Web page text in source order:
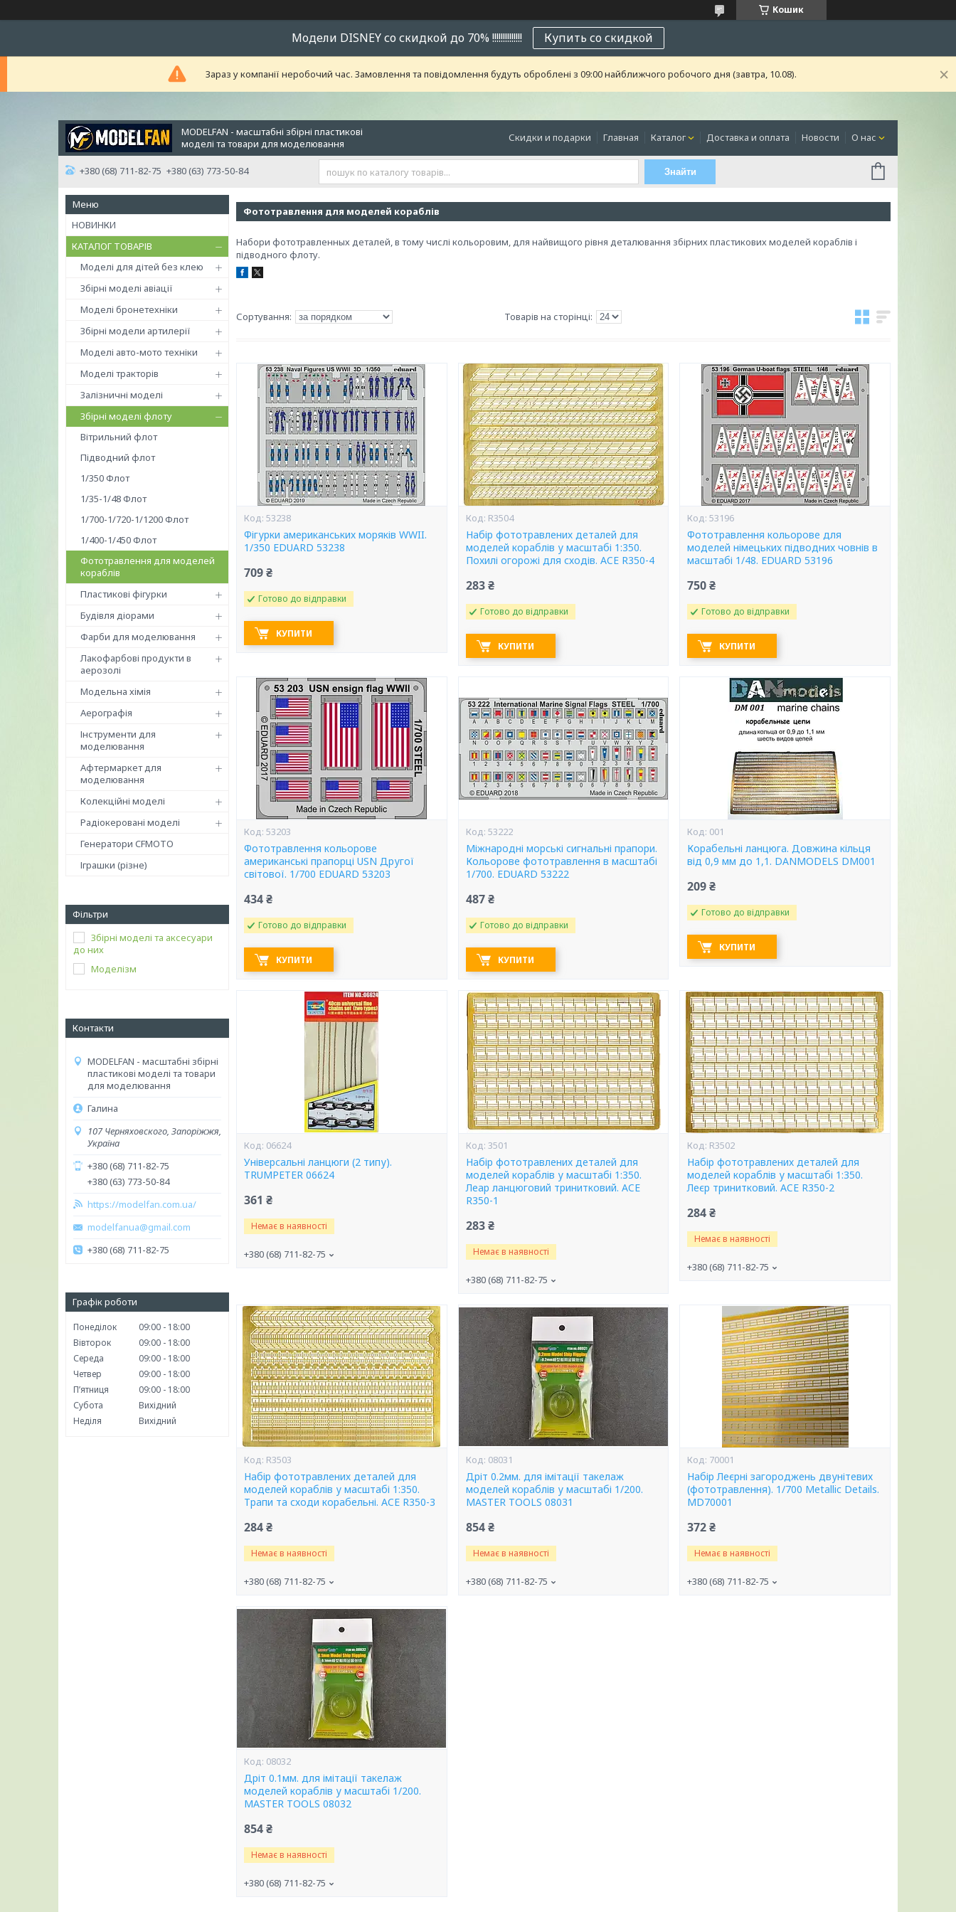
Кошик
Модели DISNEY со скидкой до 70% !!!!!!!!!!!!!! Купить со скидкой
Зараз у компанії неробочий час. Замовлення та повідомлення будуть оброблені з 09:00 найближчого робочого дня (завтра, 10.08).
MODELFAN - масштабні збірні пластикові
моделі та товари для моделювання
Скидки и подарки Главная Каталог Доставка и оплата Новости О нас
+380 (68) 711-82-75 +380 (63) 773-50-84 Знайти
НОВИНКИ
КАТАЛОГ ТОВАРІВ
Моделі для дітей без клею
Збірні моделі авіації
Моделі бронетехніки
Збірні модели артилерії
Моделі авто-мото техніки
Моделі тракторів
Залізничні моделі
Збірні моделі флоту
Вітрильний флот
Підводний флот
1/350 Флот
1/35-1/48 Флот
1/700-1/720-1/1200 Флот
1/400-1/450 Флот
Фототравлення для моделей
кораблів
Пластикові фігурки
Будівля діорами
Фарби для моделювання
Лакофарбові продукти в
аерозолі
Модельна хімія
Аерографія
Інструменти для
моделювання
Афтермаркет для
моделювання
Колекційні моделі
Радіокеровані моделі
Генератори CFMOTO
Іграшки (різне)
Фільтри
Збірні моделі та аксесуари
до них
Моделізм
Контакти
MODELFAN - масштабні збірні
пластикові моделі та товари
для моделювання
Галина
107 Черняховского, Запоріжжя,
Україна
+380 (68) 711-82-75
+380 (63) 773-50-84
https://modelfan.com.ua/
modelfanua@gmail.com
+380 (68) 711-82-75
Графік роботи
Понеділок 09:00
18:00
Вівторок
09:00
18:00
Середа
09:00
18:00
Четвер
09:00
18:00
Пʼятниця
09:00
18:00
Субота
Вихідний
Неділя
Вихідний
Фототравлення для моделей кораблів
Набори фототравленных деталей, в тому числі кольоровим, для найвищого рівня деталювання збірних пластикових моделей кораблів і
підводного флоту.
53238
Фігурки американських моряків WWII.
1/350 EDUARD 53238
709 ₴
Готово до відправки
КУПИТИ
R3504
Набір фототравлених деталей для
моделей кораблів у масштабі 1:350.
Похилі огорожі для сходів. ACE R350-4
283 ₴
Готово до відправки
КУПИТИ
53196
Фототравлення кольорове для
моделей німецьких підводних човнів в
масштабі 1/48. EDUARD 53196
750 ₴
Готово до відправки
КУПИТИ
53203
Фототравлення кольорове
американські прапорці USN Другої
світової. 1/700 EDUARD 53203
434 ₴
Готово до відправки
КУПИТИ
53222
Міжнародні морські сигнальні прапори.
Кольорове фототравлення в масштабі
1/700. EDUARD 53222
487 ₴
Готово до відправки
КУПИТИ
001
Корабельні ланцюга. Довжина кільця
від 0,9 мм до 1,1. DANMODELS DM001
209 ₴
Готово до відправки
КУПИТИ
06624
Універсальні ланцюги (2 типу).
TRUMPETER 06624
361 ₴
Немає в наявності
+380 (68) 711-82-75
3501
Набір фототравлених деталей для
моделей кораблів у масштабі 1:350.
Леар ланцюговий тринитковий. ACE
R350-1
283 ₴
Немає в наявності
+380 (68) 711-82-75
R3502
Набір фототравлених деталей для
моделей кораблів у масштабі 1:350.
Леєр тринитковий. ACE R350-2
284 ₴
Немає в наявності
+380 (68) 711-82-75
R3503
Набір фототравлених деталей для
моделей кораблів у масштабі 1:350.
Трапи та сходи корабельні. ACE R350-3
284 ₴
Немає в наявності
+380 (68) 711-82-75
08031
Дріт 0.2мм. для імітації такелаж
моделей кораблів у масштабі 1/200.
MASTER TOOLS 08031
854 ₴
Немає в наявності
+380 (68) 711-82-75
70001
Набір Леєрні загороджень двунітевих
(фототравлення). 1/700 Metallic Details.
MD70001
372 ₴
Немає в наявності
+380 (68) 711-82-75
08032
Дріт 0.1мм. для імітації такелаж
моделей кораблів у масштабі 1/200.
MASTER TOOLS 08032
854 ₴
Немає в наявності
+380 (68) 711-82-75